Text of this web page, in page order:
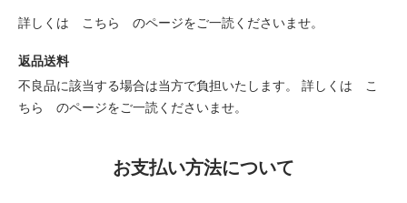
詳しくは こちら のページをご一読くださいませ。
返品送料
不良品に該当する場合は当方で負担いたします。 詳しくは
こ
ちら
のページをご一読くださいませ。
お支払い方法について